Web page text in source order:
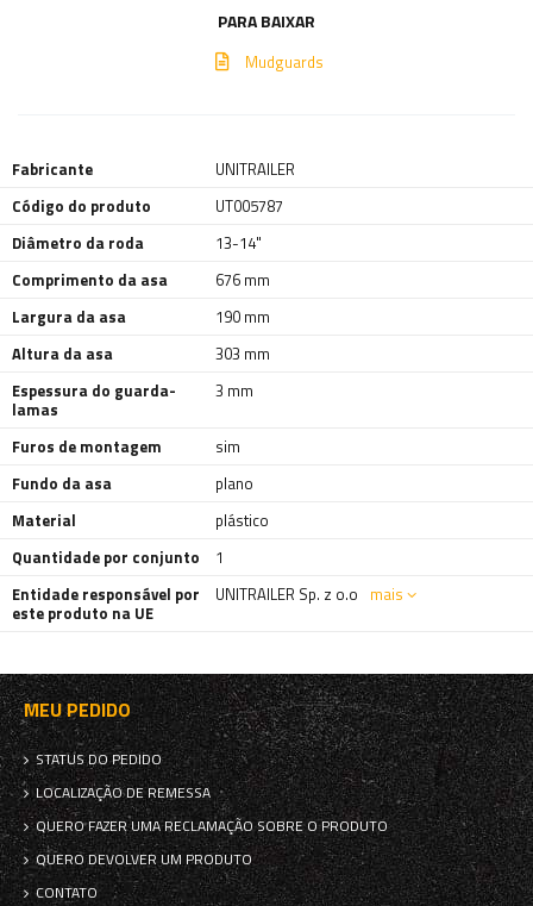
PARA BAIXAR
Mudguards
Fabricante
UNITRAILER
Código do produto
UT005787
Diâmetro da roda
13-14"
Comprimento da asa
676 mm
Largura da asa
190 mm
Altura da asa
303 mm
Espessura do guarda-
lamas
3 mm
Furos de montagem
sim
Fundo da asa
plano
Material
plástico
Quantidade por conjunto
1
Entidade responsável por
este produto na UE
UNITRAILER Sp. z o.o mais
MEU PEDIDO
STATUS DO PEDIDO
LOCALIZAÇÃO DE REMESSA
QUERO FAZER UMA RECLAMAÇÃO SOBRE O PRODUTO
QUERO DEVOLVER UM PRODUTO
CONTATO